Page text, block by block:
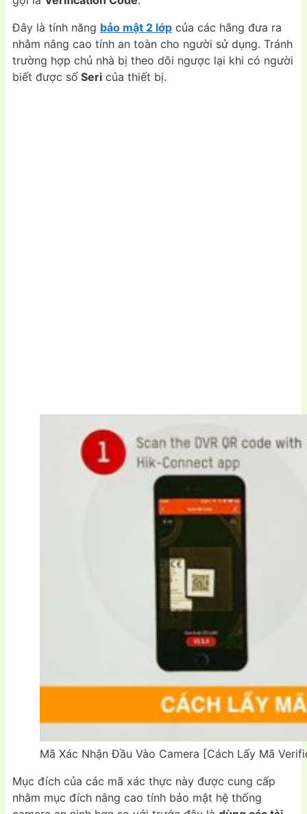
Đây là tính năng bảo mật 2 lớp của các hãng đưa ra
nhằm nâng cao tính an toàn cho người sử dụng. Tránh
trường hợp chủ nhà bị theo dõi ngược lại khi có người
biết được số Seri của thiết bị.
Mã Xác Nhận Đầu Vào Camera [Cách Lấy Mã
Mục đích của các mã xác thực này được cung cấp
nhằm mục đích nâng cao tính bảo mật hệ thống